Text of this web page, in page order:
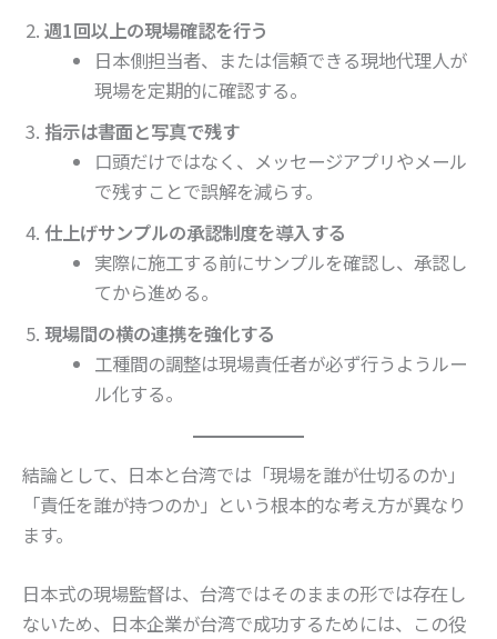
週1回以上の現場確認を行う
日本側担当者、または信頼できる現地代理人が
現場を定期的に確認する。
指示は書面と写真で残す
口頭だけではなく、メッセージアプリやメール
で残すことで誤解を減らす。
仕上げサンプルの承認制度を導入する
実際に施工する前にサンプルを確認し、承認し
てから進める。
現場間の横の連携を強化する
工種間の調整は現場責任者が必ず行うようルー
ル化する。
結論として、日本と台湾では「現場を誰が仕切るのか」
「責任を誰が持つのか」という根本的な考え方が異なり
ます。
日本式の現場監督は、台湾ではそのままの形では存在し
ないため、日本企業が台湾で成功するためには、この役